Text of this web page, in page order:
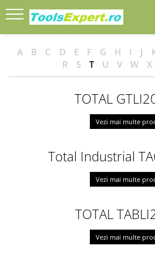
Produse
A B C D E F G H I J
R
S T U V W X
TOTAL
Vezi mai multe
Total Industrial
Vezi mai multe
TOTAL
Vezi mai multe